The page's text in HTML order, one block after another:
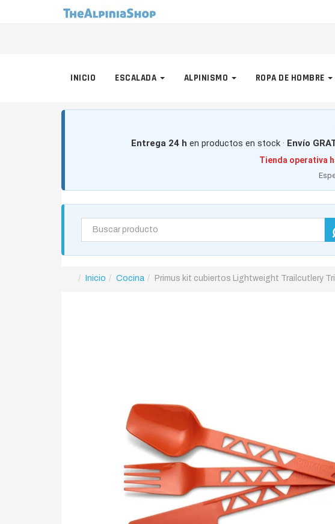
INICIO ESCALADA ALPINISMO ROPA DE HOMBRE
Entrega 24 h en productos en stock · Envío
Tienda operativa
Inicio Cocina Primus kit cubiertos Lightweight Trailcutlery